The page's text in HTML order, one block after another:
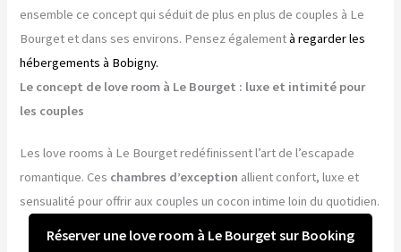
ensemble ce concept qui séduit de plus en plus de couples à Le
Bourget et dans ses environs. Pensez égalementà regarder les
hébergements à Bobigny.
Le concept de love room à Le Bourget : luxe et intimité pour
les couples
Les love rooms à Le Bourget redéfinissent l’art de l’escapade
romantique. Ces chambres d’exception allient confort, luxe et
sensualité pour offrir aux couples un cocon intime loin du quotidien.
Réserver une love room à Le Bourget sur Booking